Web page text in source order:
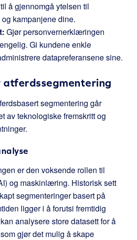
å gjennomgå ytelsen til
kampanjene dine.
Gjør personvernerklæringen
Gi kundene enkle
datapreferansene sine.
segmentering går
av teknologiske fremskritt og
er den voksende rollen til
og maskinlæring. Historisk sett
segmenteringer basert på
ligger i å forutsi fremtidig
analysere store datasett for å
gjør det mulig å skape